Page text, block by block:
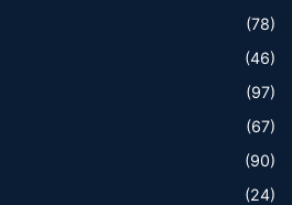
(78)
(46)
(97)
(67)
(90)
(24)